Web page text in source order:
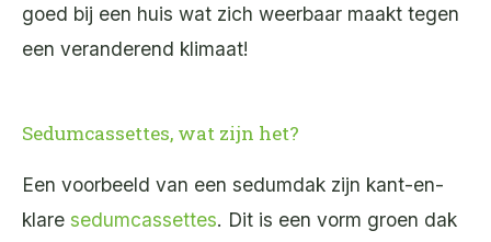
goed bij een huis wat zich weerbaar maakt tegen
een veranderend klimaat!
Sedumcassettes, wat zijn het?
Een voorbeeld van een sedumdak zijn kant-en-
klare sedumcassettes. Dit is een vorm groen dak